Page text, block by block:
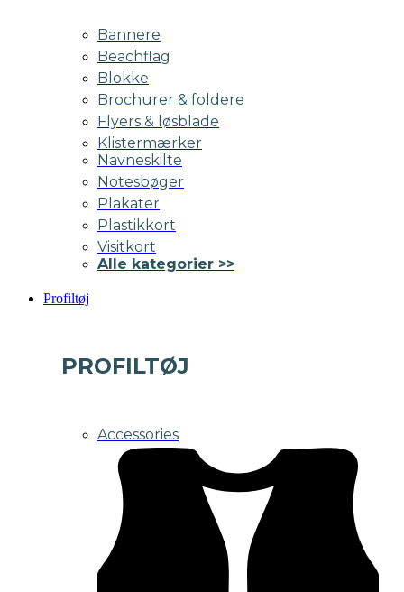
Bannere
Beachflag
Blokke
Brochurer & foldere
Flyers & løsblade
Klistermærker
Navneskilte
Notesbøger
Plakater
Plastikkort
Visitkort
Alle kategorier >>
Profiltøj
PROFILTØJ
Accessories